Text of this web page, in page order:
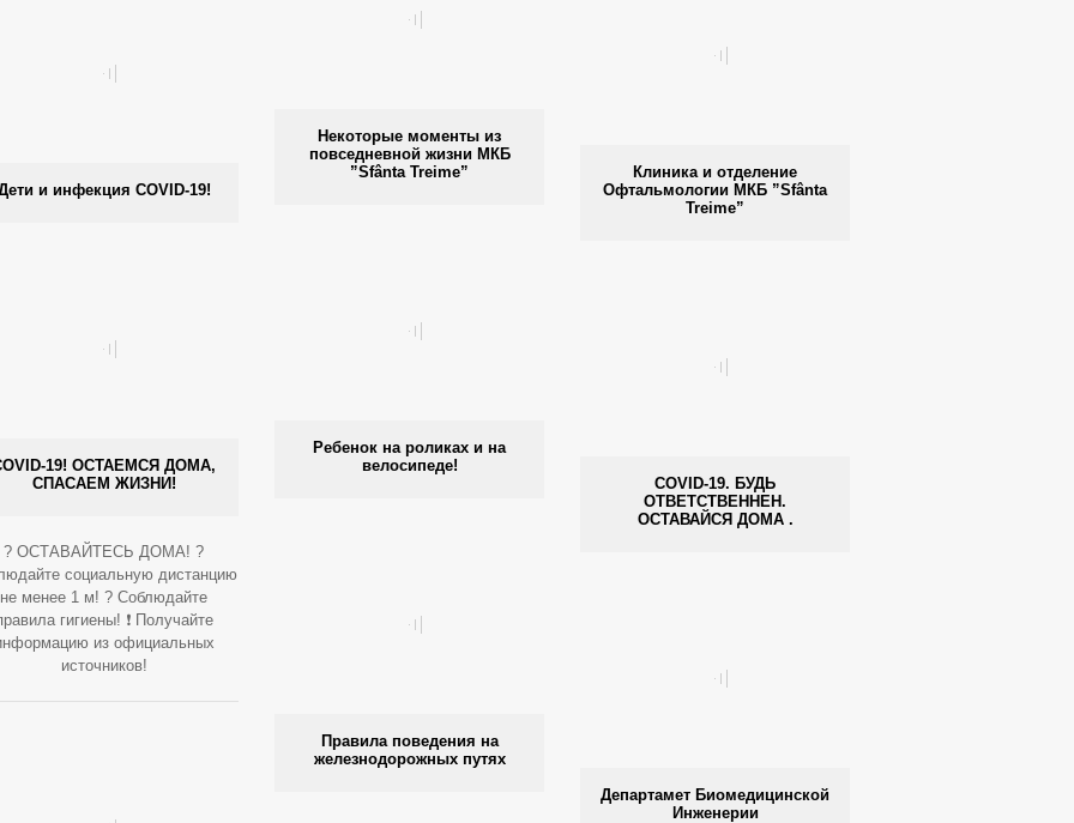
Некоторые моменты из
повседневной жизни МКБ
”Sfânta Treime”
Клиника и отделение
Офтальмологии МКБ ”Sfânta
Treime”
и инфекция COVID-19!
Ребенок на роликах и на
велосипеде!
19! ОСТАЕМСЯ ДОМА,
СПАСАЕМ ЖИЗНИ!
? ОСТАВАЙТЕСЬ ДОМА! ?
социальную дистанцию
не менее 1 м! ? Соблюдайте
гигиены! ❗️ Получайте
из официальных
источников!
COVID-19. БУДЬ
ОТВЕТСТВЕННЕН.
ОСТАВАЙСЯ ДОМА .
Правила поведения на
железнодорожных путях
Департамет Биомедицинской
Инженерии